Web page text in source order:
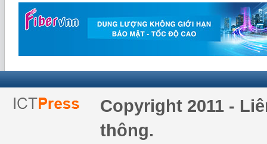
Copyright 2011 -
thông.